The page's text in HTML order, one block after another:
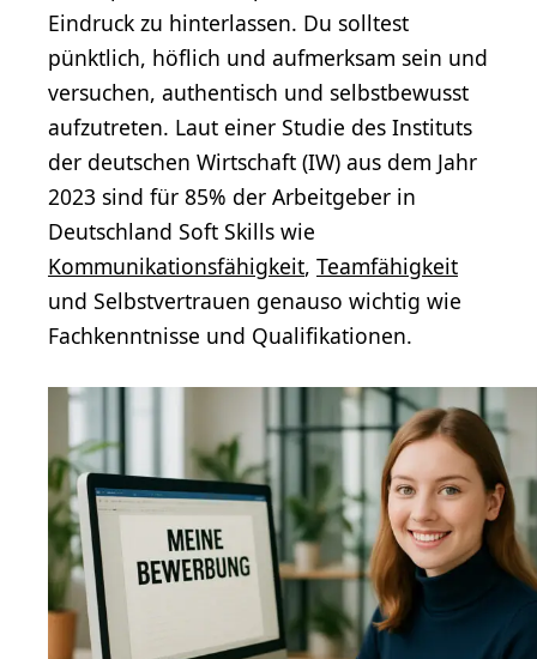
Eindruck zu hinterlassen. Du solltest
pünktlich, höflich und aufmerksam sein und
versuchen, authentisch und selbstbewusst
aufzutreten. Laut einer Studie des Instituts
der deutschen Wirtschaft (IW) aus dem Jahr
2023 sind für 85% der Arbeitgeber in
Deutschland Soft Skills wie
Kommunikationsfähigkeit, Teamfähigkeit
und Selbstvertrauen genauso wichtig wie
Fachkenntnisse und Qualifikationen.